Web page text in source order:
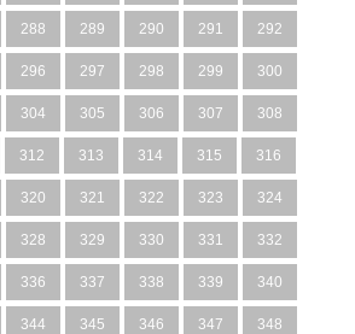
288 289 290 291 292
296 297 298 299 300
304 305 306 307 308
312 313 314 315 316
320 321 322 323 324
328 329 330 331 332
336 337 338 339 340
344 345 346 347 348